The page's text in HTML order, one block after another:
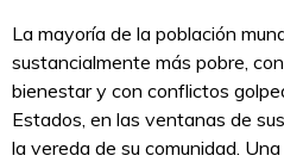
La mayoría de la población
sustancialmente más pobre,
bienestar y con conflictos
Estados, en las ventanas de
la vereda de su comunidad.